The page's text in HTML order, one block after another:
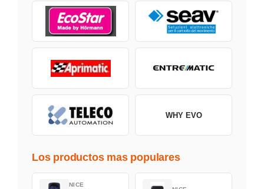
WHY EVO
Los productos mas populares
NICE